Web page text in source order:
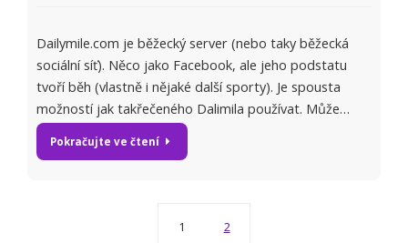
Dailymile.com je běžecký server (nebo taky běžecká
sociální síť). Něco jako Facebook, ale jeho podstatu
tvoří běh (vlastně i nějaké další sporty). Je spousta
možností jak takřečeného Dalimila používat. Může…
Pokračujte ve čtení
1 2